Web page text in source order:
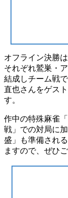
オフライン決勝
それぞれ鷲巣・
結成しチーム戦
直也さんをゲス
す。
作中の特殊麻雀
戦」での対局に
盛」も準備され
ますので、ぜひ